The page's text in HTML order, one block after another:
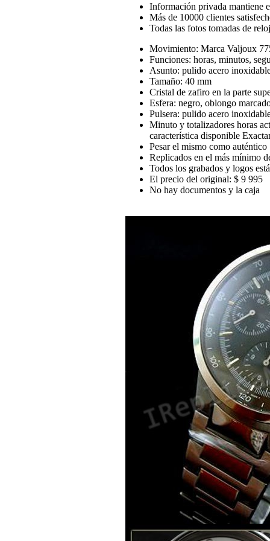
Información privada mantiene
Más de 10000 clientes
Todas las fotos tomadas de
Movimiento: Marca Valjoux
Funciones: horas, minutos,
Asunto: pulido acero
Tamaño: 40 mm
Cristal de zafiro en la parte
Esfera: negro, oblongo
Pulsera: pulido acero
Minuto y totalizadores horas
característica disponible
Pesar el mismo como auténtico
Replicados en el más mínimo
Todos los grabados y logos
El precio del original: $ 9 995
No hay documentos y la caja